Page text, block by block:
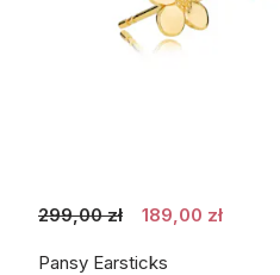
299,00 zł 189,00 zł
Pansy Earsticks